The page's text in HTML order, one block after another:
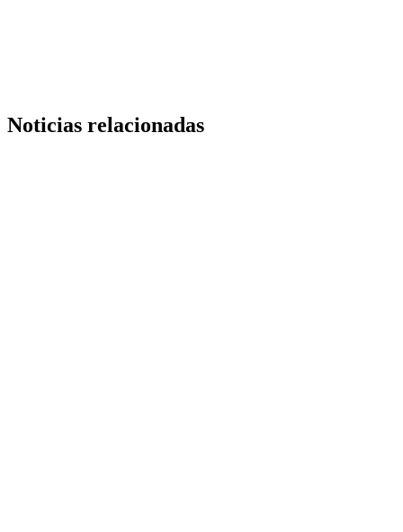
Noticias relacionadas